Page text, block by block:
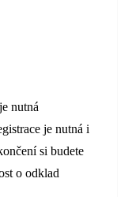
nutná
je nutná i
si budete
o odklad